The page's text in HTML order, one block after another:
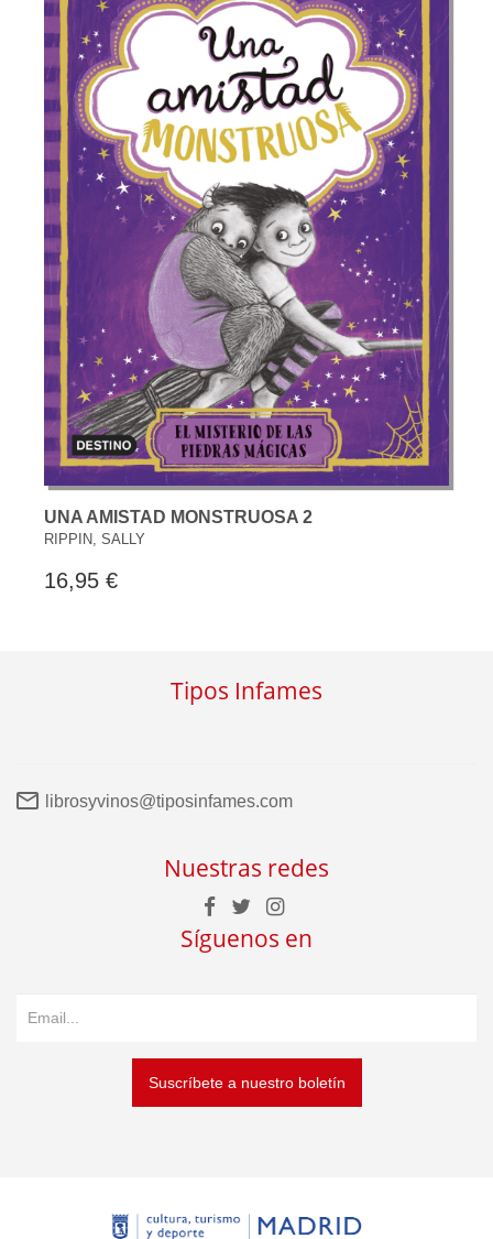
UNA AMISTAD MONSTRUOSA 2
RIPPIN, SALLY
16,95 €
Tipos Infames
librosyvinos@tiposinfames.com
Nuestras redes
Síguenos en
Suscríbete a nuestro boletín